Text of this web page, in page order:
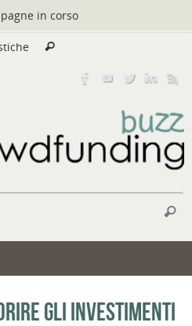
in corso
Cerca
Cerca
gli investimenti